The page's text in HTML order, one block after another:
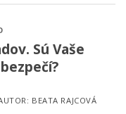
Sú Vaše
BEATA RAJCOVÁ